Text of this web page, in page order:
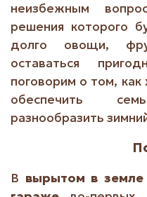
неизбежным
решения которого
долго овощи,
оставаться
поговорим о том, как
обеспечить
разнообразить
В вырытом в